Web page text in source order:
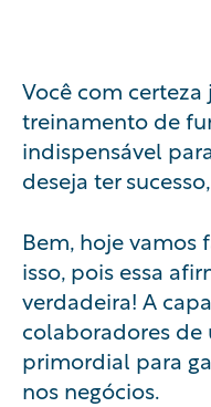
Você com
treinamento de
indispensável
deseja ter
Bem, hoje vamos
isso, pois essa
verdadeira! A
colaboradores de
primordial para
nos negócios.